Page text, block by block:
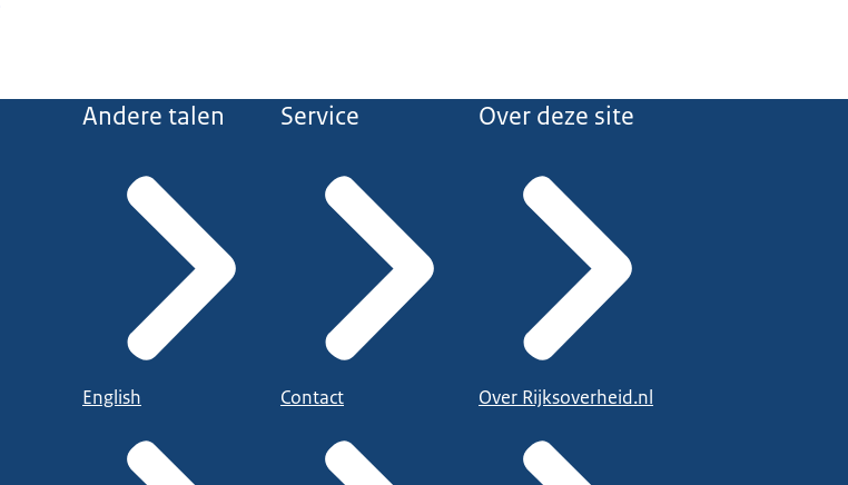
Andere talen
English
Service
Contact
Over deze site
Over Rijksoverheid.nl